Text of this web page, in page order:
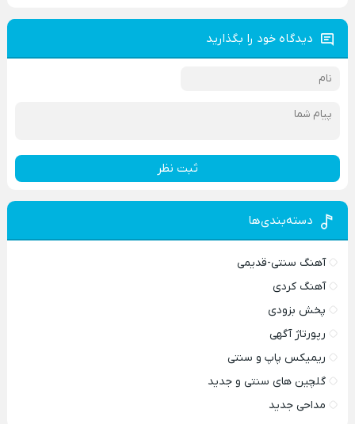
دیدگاه خود را بگذارید
ثبت نظر
دسته‌بندی‌ها
آهنگ سنتی-قدیمی
آهنگ کردی
پخش بزودی
رپورتاژ آگهی
ریمیکس پاپ و سنتی
گلچین های سنتی و جدید
مداحی جدید